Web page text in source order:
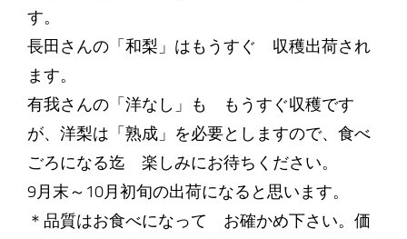
す。
長田さんの「和梨」はもうすぐ 収穫出荷され
ます。
有我さんの「洋なし」も もうすぐ収穫です
が、洋梨は「熟成」を必要としますので、食べ
ごろになる迄 楽しみにお待ちください。
9月末～10月初旬の出荷になると思います。
＊品質はお食べになって お確かめ下さい。価